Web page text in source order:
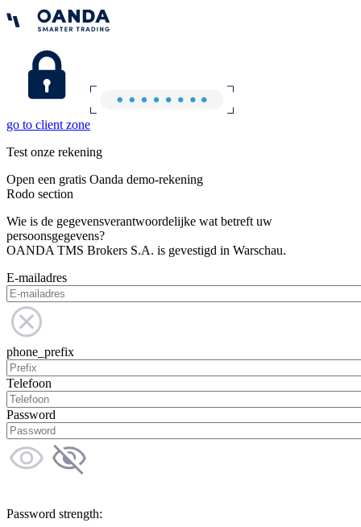
go to client zone
Test onze rekening
Open een gratis Oanda demo-rekening
Rodo section
Wie is de gegevensverantwoordelijke wat betreft uw
persoonsgegevens?
OANDA TMS Brokers S.A. is gevestigd in Warschau.
E-mailadres
phone_prefix
Telefoon
Password
Password strength: